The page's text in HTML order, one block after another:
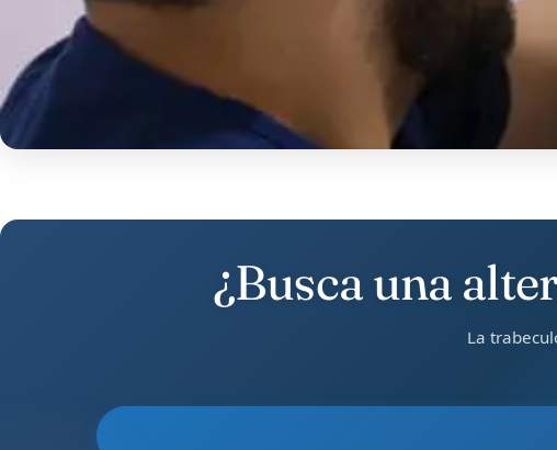
¿Busca una
La